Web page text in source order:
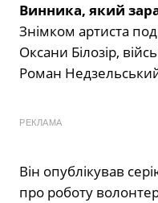
Винника, який
Знімком артиста
Оксани Білозір,
Роман
РЕКЛАМА
Він опублікував
про роботу